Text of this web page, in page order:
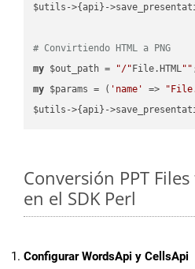
$utils->{api}-
# Convirtiendo HTML a PNG
my $out_path = "/" File.HTML""
my $params = ( 'name' =>
Conversión PPT
en el SDK Perl
Configurar WordsApi y CellsApi